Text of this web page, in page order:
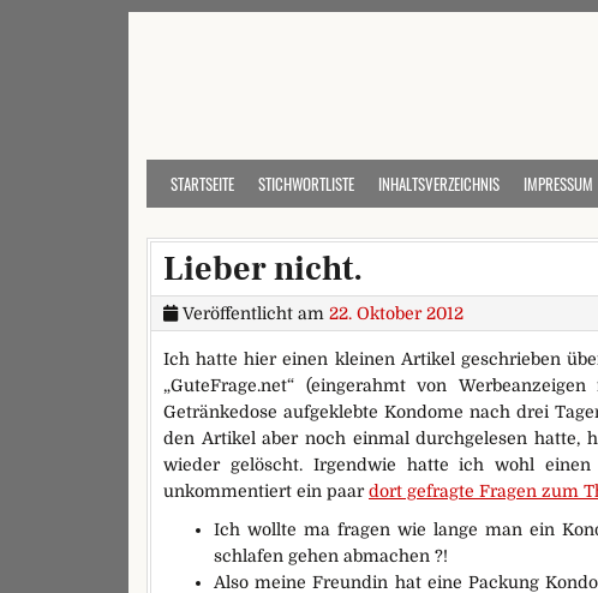
STARTSEITE STICHWORTLISTE INHALTSVERZEICHNIS IMPRESSUM
Lieber nicht.
Veröffentlicht am 22. Oktober 2012
Ich hatte hier einen kleinen Artikel geschrieben
„GuteFrage.net“ (eingerahmt von
Getränkedose aufgeklebte Kondome nach drei
den Artikel aber noch einmal durchgelesen hatte,
wieder gelöscht. Irgendwie hatte ich wohl
unkommentiert ein paardort gefragte Fragen zum
Ich wollte ma fragen wie lange man ein
schlafen gehen abmachen ?!
Also meine Freundin hat eine Packung